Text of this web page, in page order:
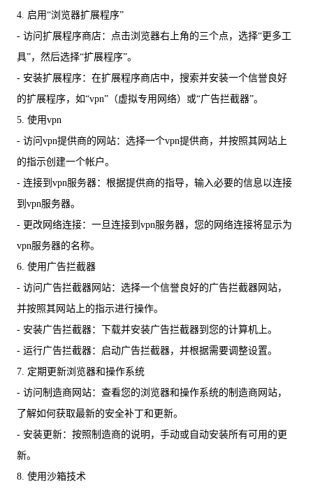
4. 启用“浏览器扩展程序”
- 访问扩展程序商店：点击浏览器右上角的三个点，选择“更多工
具”，然后选择“扩展程序”。
- 安装扩展程序：在扩展程序商店中，搜索并安装一个信誉良好
的扩展程序，如“vpn”（虚拟专用网络）或“广告拦截器”。
5. 使用vpn
- 访问vpn提供商的网站：选择一个vpn提供商，并按照其网站上
的指示创建一个帐户。
- 连接到vpn服务器：根据提供商的指导，输入必要的信息以连接
到vpn服务器。
- 更改网络连接：一旦连接到vpn服务器，您的网络连接将显示为
vpn服务器的名称。
6. 使用广告拦截器
- 访问广告拦截器网站：选择一个信誉良好的广告拦截器网站，
并按照其网站上的指示进行操作。
- 安装广告拦截器：下载并安装广告拦截器到您的计算机上。
- 运行广告拦截器：启动广告拦截器，并根据需要调整设置。
7. 定期更新浏览器和操作系统
- 访问制造商网站：查看您的浏览器和操作系统的制造商网站，
了解如何获取最新的安全补丁和更新。
- 安装更新：按照制造商的说明，手动或自动安装所有可用的更
新。
8. 使用沙箱技术